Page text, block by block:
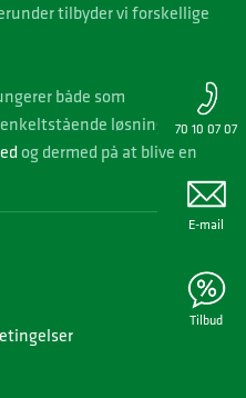
70 10 07 07
E-mail
Tilbud
tilbyder vi forskellige
både som
løsninger. Vi
og dermed på at blive en